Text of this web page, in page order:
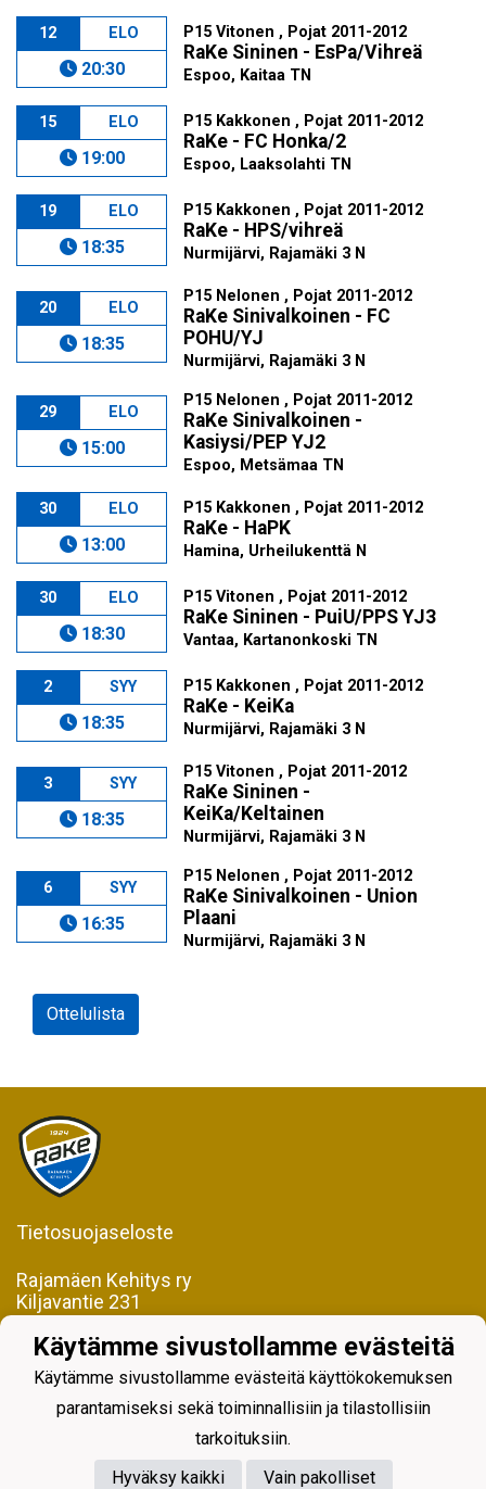
12 ELO
20:30
P15 Vitonen , Pojat 2011-2012
RaKe Sininen - EsPa/Vihreä
Espoo, Kaitaa TN
15 ELO
19:00
P15 Kakkonen , Pojat 2011-2012
RaKe - FC Honka/2
Espoo, Laaksolahti TN
19 ELO
18:35
P15 Kakkonen , Pojat 2011-2012
RaKe - HPS/vihreä
Nurmijärvi, Rajamäki 3 N
20 ELO
18:35
P15 Nelonen , Pojat 2011-2012
RaKe Sinivalkoinen - FC
POHU/YJ
Nurmijärvi, Rajamäki 3 N
29 ELO
15:00
P15 Nelonen , Pojat 2011-2012
RaKe Sinivalkoinen -
Kasiysi/PEP YJ2
Espoo, Metsämaa TN
30 ELO
13:00
P15 Kakkonen , Pojat 2011-2012
RaKe - HaPK
Hamina, Urheilukenttä N
30 ELO
18:30
P15 Vitonen , Pojat 2011-2012
RaKe Sininen - PuiU/PPS YJ3
Vantaa, Kartanonkoski TN
2 SYY
18:35
P15 Kakkonen , Pojat 2011-2012
RaKe - KeiKa
Nurmijärvi, Rajamäki 3 N
3 SYY
18:35
P15 Vitonen , Pojat 2011-2012
RaKe Sininen -
KeiKa/Keltainen
Nurmijärvi, Rajamäki 3 N
6 SYY
16:35
P15 Nelonen , Pojat 2011-2012
RaKe Sinivalkoinen - Union
Plaani
Nurmijärvi, Rajamäki 3 N
Ottelulista
Tietosuojaseloste
Rajamäen Kehitys ry
Kiljavantie 231
Y-tunnus 0598128-2
Käytämme sivustollamme evästeitä
Käytämme sivustollamme evästeitä käyttökokemuksen
parantamiseksi sekä toiminnallisiin ja tilastollisiin
tarkoituksiin.
Hyväksy kaikki
Vain pakolliset